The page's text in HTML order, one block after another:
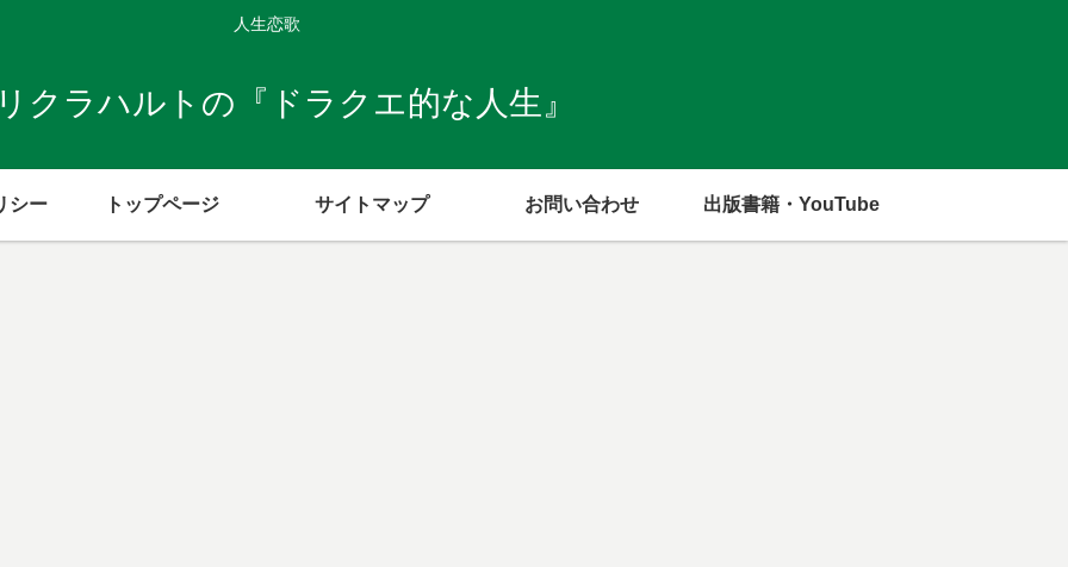
人生恋歌
クラハルトの『ドラクエ的な人生』
シー トップページ サイトマップ お問い合わせ 出版書籍・YouTube